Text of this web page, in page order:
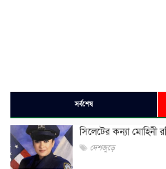
সর্বশেষ
সিলেটের কন্যা মোহিনী
দেশজুড়ে